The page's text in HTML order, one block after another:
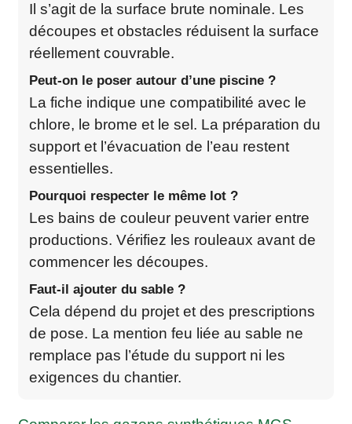
Il s’agit de la surface brute nominale. Les
découpes et obstacles réduisent la surface
réellement couvrable.
Peut-on le poser autour d’une piscine ?
La fiche indique une compatibilité avec le
chlore, le brome et le sel. La préparation du
support et l’évacuation de l’eau restent
essentielles.
Pourquoi respecter le même lot ?
Les bains de couleur peuvent varier entre
productions. Vérifiez les rouleaux avant de
commencer les découpes.
Faut-il ajouter du sable ?
Cela dépend du projet et des prescriptions
de pose. La mention feu liée au sable ne
remplace pas l’étude du support ni les
exigences du chantier.